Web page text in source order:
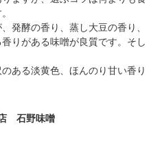
発酵の香り、蒸し大豆の香り、
りがある味噌が良質です。そし
ある淡黄色、ほんのり甘い香り
石野味噌